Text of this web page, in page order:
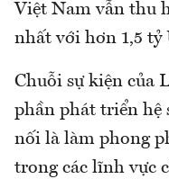
Việt Nam vẫn thu
nhất với hơn 1,5 tỷ
Chuỗi sự kiện của
phần phát triển hệ
nối là làm phong
trong các lĩnh vực